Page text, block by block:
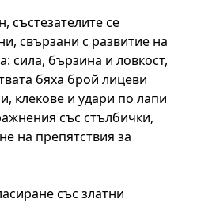
състезателите се
свързани с развитие на
сила, бързина и ловкост,
бяха брой лицеви
клекове и удари по лапи
със стълбички,
на препятствия за
със златни